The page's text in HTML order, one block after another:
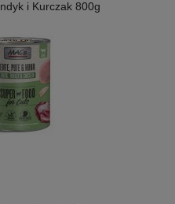
i Kurczak 800g